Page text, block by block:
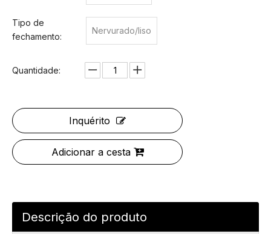
Tipo de
fechamento:
Nervurado/liso
Quantidade:
Inquérito
Adicionar a cesta
Descrição do produto